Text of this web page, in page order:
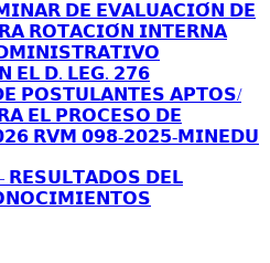
𝗗𝗘 𝗘𝗩𝗔𝗟𝗨𝗔𝗖𝗜𝗢́𝗡 𝗗𝗘
𝗥𝗢𝗧𝗔𝗖𝗜𝗢́𝗡 𝗜𝗡𝗧𝗘𝗥𝗡𝗔
𝗗. 𝗟𝗘𝗚. 𝟮𝟳𝟲
𝗣𝗢𝗦𝗧𝗨𝗟𝗔𝗡𝗧𝗘𝗦 𝗔𝗣𝗧𝗢𝗦/
𝗘𝗟 𝗣𝗥𝗢𝗖𝗘𝗦𝗢 𝗗𝗘
𝗥𝗩𝗠 𝟬𝟵𝟴-𝟮𝟬𝟮𝟱-𝗠𝗜𝗡𝗘𝗗𝗨
𝗥𝗘𝗦𝗨𝗟𝗧𝗔𝗗𝗢𝗦 𝗗𝗘𝗟